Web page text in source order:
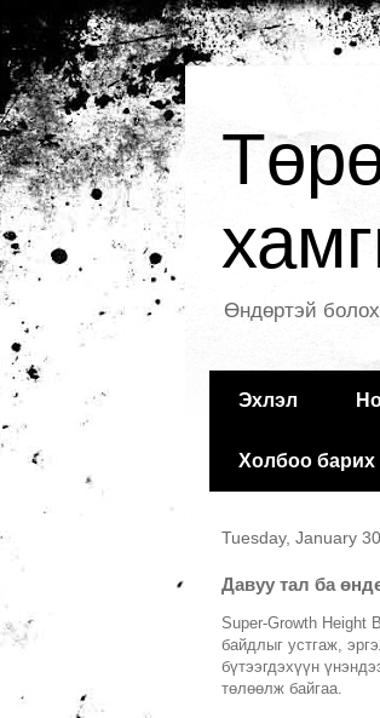
Өндөртэй
Эхлэл
Холбоо барих
Tuesday, January
Давуу тал ба
Super-Growth Height
байдлыг устгаж,
бүтээгдэхүүн
төлөөлж байгаа.